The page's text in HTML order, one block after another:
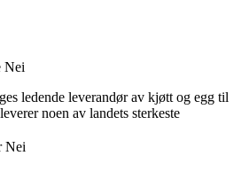
Nei
Nei
ledende leverandør av kjøtt og egg til
noen av landets sterkeste